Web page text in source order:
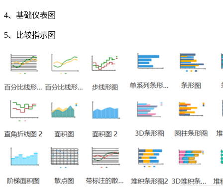
4、基础仪表图
5、比较指示图